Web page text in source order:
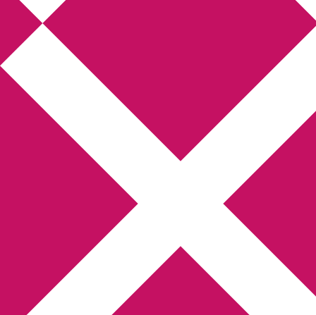
Annikas litteratur-
och kulturblogg
Deckare, kriminalromaner, thrillers
Hem Författarfemman
Webbshop Amazon
Bokbloggsjerka Bloggmaraton
Kriminalroman Min tv-blogg
You are here: Archives for Sony Xperia Tipo